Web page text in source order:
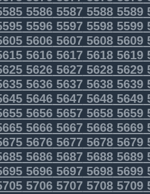
5586558755885589
5596559755985599
5606560756085609
5616561756185619
5626562756285629
5636563756385639
5646564756485649
5656565756585659
5666566756685669
5676567756785679
5686568756885689
5696569756985699
5706570757085709